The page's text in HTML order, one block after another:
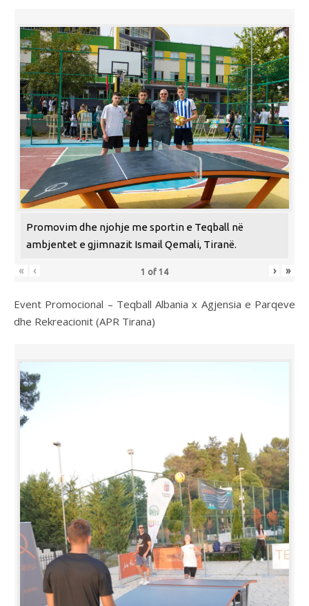
Promovim dhe njohje me sportin e Teqball në
ambjentet e gjimnazit Ismail Qemali, Tiranë.
« ‹ 1 of 14 › »
Event Promocional – Teqball Albania x Agjensia e Parqeve
dhe Rekreacionit (APR Tirana)